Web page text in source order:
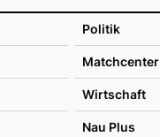
Politik
Matchcenter
Wirtschaft
Nau Plus